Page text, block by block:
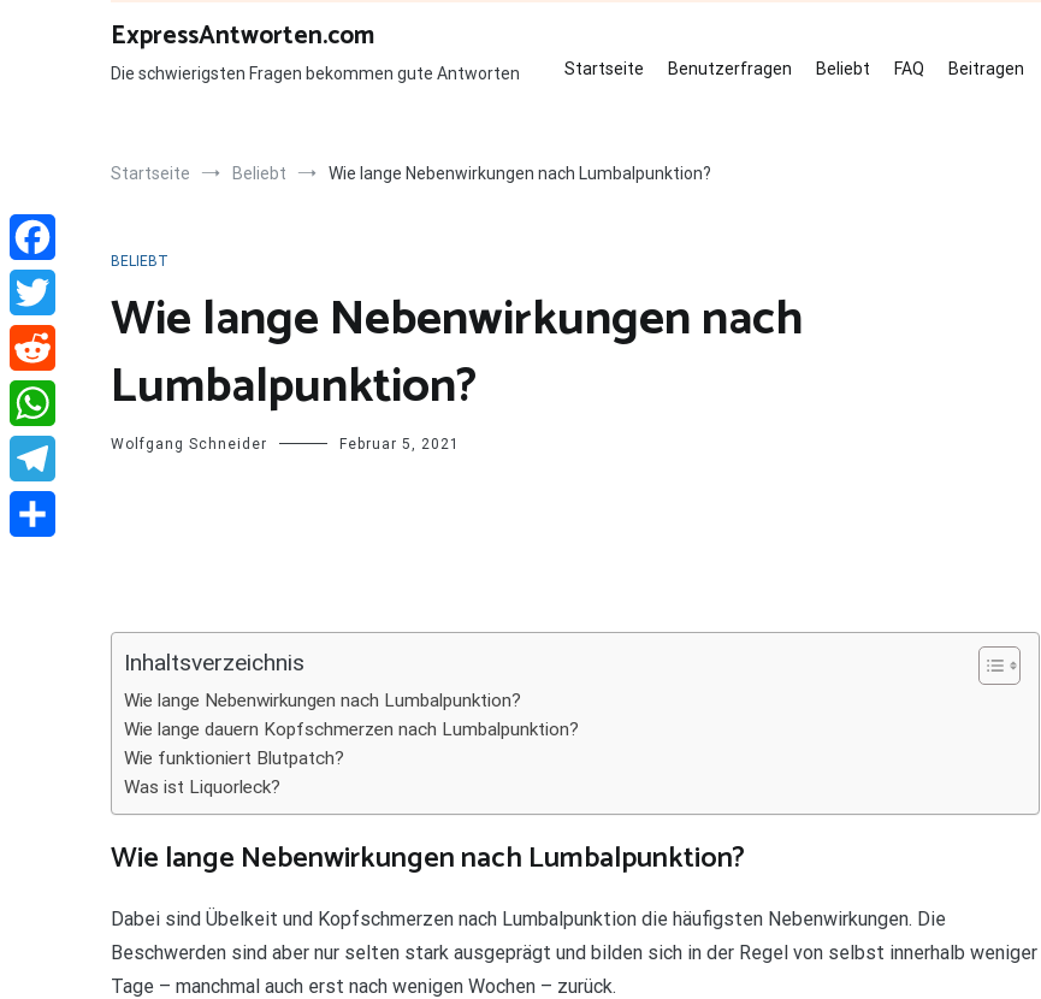
ExpressAntworten.com
Die schwierigsten Fragen bekommen gute Antworten Startseite Benutzerfragen Beliebt FAQ Beitragen
Startseite Beliebt Wie lange Nebenwirkungen nach Lumbalpunktion?
BELIEBT
Wie lange Nebenwirkungen nach
Lumbalpunktion?
Wolfgang Schneider Februar 5, 2021
Inhaltsverzeichnis
Wie lange Nebenwirkungen nach Lumbalpunktion?
Wie lange dauern Kopfschmerzen nach Lumbalpunktion?
Wie funktioniert Blutpatch?
Was ist Liquorleck?
Wie lange Nebenwirkungen nach Lumbalpunktion?
Dabei sind Übelkeit und Kopfschmerzen nach Lumbalpunktion die häufigsten Nebenwirkungen. Die
Beschwerden sind aber nur selten stark ausgeprägt und bilden sich in der Regel von selbst innerhalb weniger
Tage – manchmal auch erst nach wenigen Wochen – zurück.
Facebook
Twitter
Reddit
WhatsApp
Telegram